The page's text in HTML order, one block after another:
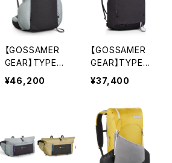
【GOSSAMER
GEAR】TYPEⅡ
Skala 38
¥46,200
【GOSSAMER
GEAR】TYPEⅡ
Grit 28
¥37,400